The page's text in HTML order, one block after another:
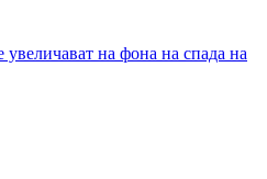
увеличават на фона на спада на